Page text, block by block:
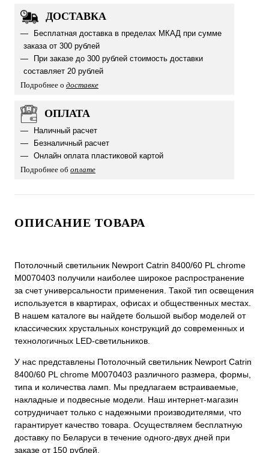
ДОСТАВКА
Бесплатная доставка в пределах МКАД при сумме
заказа от 300 рублей
При заказе до 300 рублей стоимость доставки
составляет 20 рублей
Подробнее о доставке
ОПЛАТА
Наличный расчет
Безналичный расчет
Онлайн оплата пластиковой картой
Подробнее об оплате
ОПИСАНИЕ ТОВАРА
Потолочный светильник Newport Catrin 8400/60 PL chrome
М0070403 получили наиболее широкое распространение
за счет универсальности применения. Такой тип освещения
используется в квартирах, офисах и общественных местах.
В нашем каталоге вы найдете большой выбор моделей от
классических хрустальных конструкций до современных и
технологичных LED-светильников.
У нас представлены Потолочный светильник Newport Catrin
8400/60 PL chrome М0070403 различного размера, формы,
типа и количества ламп. Мы предлагаем встраиваемые,
накладные и подвесные модели. Наш интернет-магазин
сотрудничает только с надежными производителями, что
гарантирует качество товара. Осуществляем бесплатную
доставку по Беларуси в течение одного-двух дней при
заказе от 150 рублей.